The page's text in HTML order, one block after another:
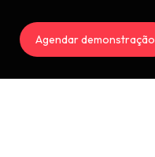
Agendar demonstração